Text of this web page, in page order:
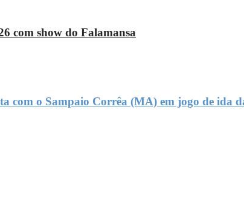
com show do Falamansa
com o Sampaio Corrêa (MA) em jogo de ida